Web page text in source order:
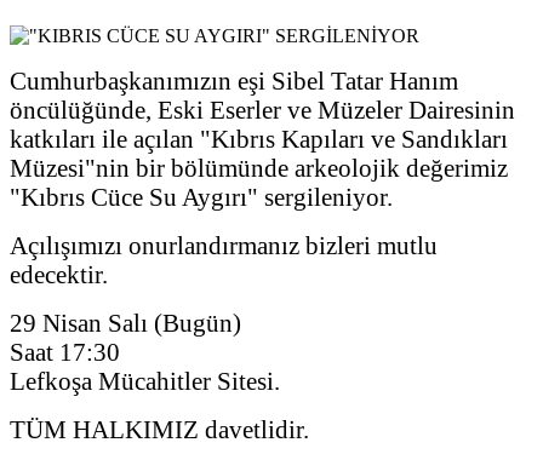
Cumhurbaşkanımızın eşi Sibel Tatar Hanım
öncülüğünde, Eski Eserler ve Müzeler Dairesinin
katkıları ile açılan "Kıbrıs Kapıları ve Sandıkları
Müzesi"nin bir bölümünde arkeolojik değerimiz
"Kıbrıs Cüce Su Aygırı" sergileniyor.
Açılışımızı onurlandırmanız bizleri mutlu
edecektir.
29 Nisan Salı (Bugün)
Saat 17:30
Lefkoşa Mücahitler Sitesi.
TÜM HALKIMIZ davetlidir.